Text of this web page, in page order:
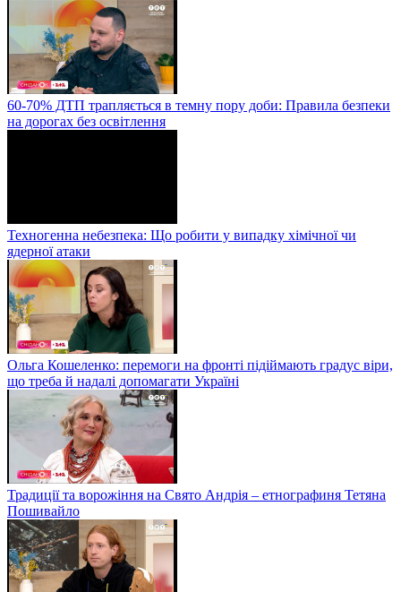
60-70% ДТП трапляється в темну пору доби: Правила безпеки
на дорогах без освітлення
Техногенна небезпека: Що робити у випадку хімічної чи
ядерної атаки
Ольга Кошеленко: перемоги на фронті підіймають градус віри,
що треба й надалі допомагати Україні
Традиції та ворожіння на Свято Андрія – етнографиня Тетяна
Пошивайло